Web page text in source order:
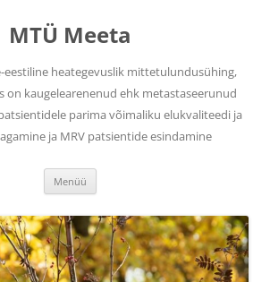
MTÜ Meeta
eestiline heategevuslik mittetulundusühing,
on kaugelearenenud ehk metastaseerunud
parima võimaliku elukvaliteedi ja
ja MRV patsientide esindamine
Menüü